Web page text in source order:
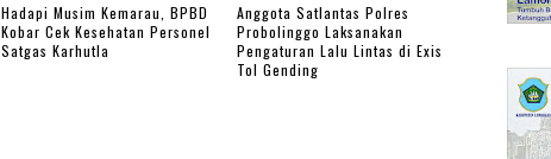
Hadapi Musim Kemarau, BPBD
Kobar Cek Kesehatan Personel
Satgas Karhutla
Anggota Satlantas Polres
Probolinggo Laksanakan
Pengaturan Lalu Lintas di Exis
Tol Gending